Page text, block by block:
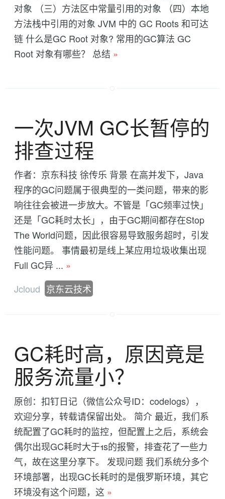
对象 （三）方法区中常量引用的对象 （四）本地
方法栈中引用的对象 JVM 中的 GC Roots 和可达
链 什么是GC Root 对象? 常用的GC算法 GC
Root 对象有哪些？ 总结 »
一次JVM GC长暂停的
排查过程
作者：京东科技 徐传乐 背景 在高并发下，Java
程序的GC问题属于很典型的一类问题，带来的影
响往往会被进一步放大。不管是「GC频率过快」
还是「GC耗时太长」，由于GC期间都存在Stop
The World问题，因此很容易导致服务超时，引发
性能问题。 事情最初是线上某应用垃圾收集出现
Full GC异 ... »
Jcloud 京东云技术
GC耗时高，原因竟是
服务流量小？
原创：扣钉日记（微信公众号ID：codelogs），
欢迎分享，转载请保留出处。 简介 最近，我们系
统配置了GC耗时的监控，但配置上之后，系统会
偶尔出现GC耗时大于1s的报警，排查花了一些力
气，故在这里分享下。 发现问题 我们系统分多个
环境部署，出现GC长耗时的是俄罗斯环境，其它
环境没有这个问题，这 »